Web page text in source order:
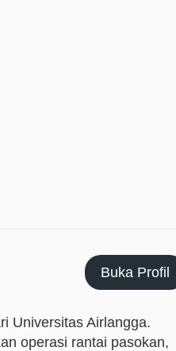
Buka Profil
Universitas Airlangga.
operasi rantai pasokan,